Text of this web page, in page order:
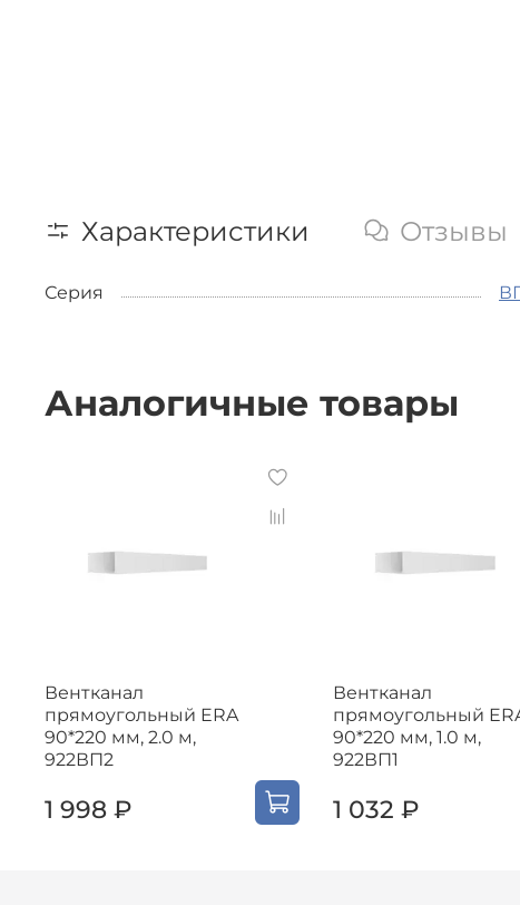
Характеристики Отзывы
Серия
Аналогичные товары
Вентканал
прямоугольный ERA
90*220 мм, 2.0 м,
922ВП2
1 998 ₽
Вентканал
прямоугольный
90*220 мм, 1.0 м,
922ВП1
1 032 ₽